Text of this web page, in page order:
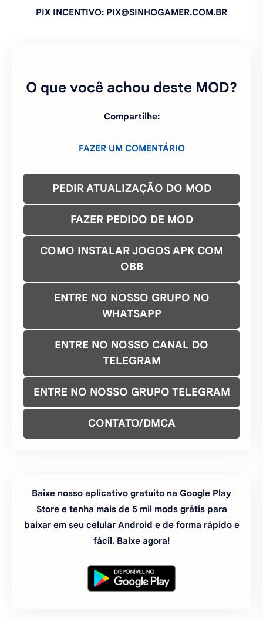
Compartilhe:
PEDIR ATUALIZAÇÃO DO MOD
FAZER PEDIDO DE MOD
COMO INSTALAR JOGOS APK COM
ENTRE NO NOSSO GRUPO NO
WHATSAPP
ENTRE NO NOSSO CANAL DO
TELEGRAM
ENTRE NO NOSSO GRUPO TELEGRAM
CONTATO/DMCA
Baixe nosso aplicativo gratuito na Google Play
baixar em seu celular Android e de forma rápido e